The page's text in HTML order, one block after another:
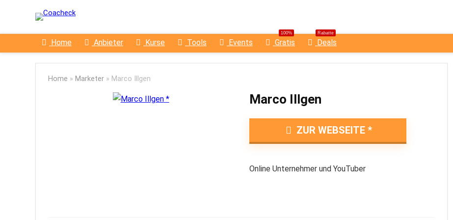
Home Anbieter Kurse Tools Events
100%
Gratis
Rabatte
Deals
Home » Marketer » Marco Illgen
Marco Illgen
ZUR WEBSEITE
Online Unternehmer und YouTuber